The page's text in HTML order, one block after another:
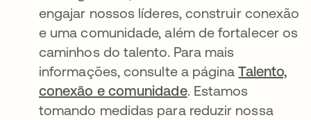
engajar nossos líderes, construir conexão
e uma comunidade, além de fortalecer os
caminhos do talento. Para mais
informações, consulte a páginaTalento,
conexão e comunidade. Estamos
tomando medidas para reduzir nossa